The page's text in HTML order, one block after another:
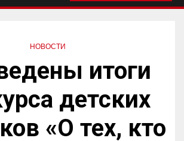
НОВОСТИ
итоги
детских
«О тех, кто